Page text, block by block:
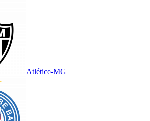
Atlético-MG